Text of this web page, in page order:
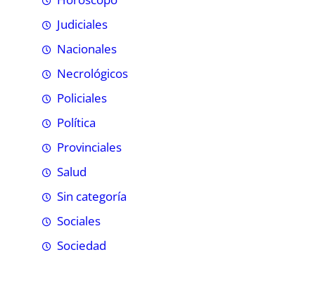
Judiciales
Nacionales
Necrológicos
Policiales
Política
Provinciales
Salud
Sin categoría
Sociales
Sociedad